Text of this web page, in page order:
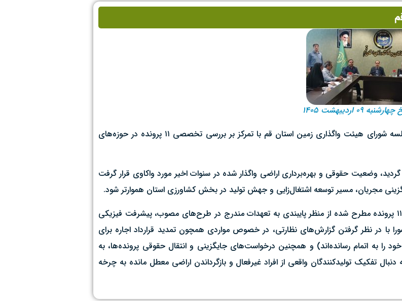
اردیبهشت ۱۴۰۵
با هدف ساماندهی اراضی ملی و دولتی و حمایت از طرح‌های تولیدی، دومین جلسه شورای هیئت واگذاری زمین استان قم با تمرکز بر بررسی تخصصی ۱۱ پرونده در حوزه‌های
وضعیت حقوقی و بهره‌برداری اراضی واگذار شده در سنوات اخیر مورد واکاوی قرار گرفت
مجریان، مسیر توسعه اشتغال‌زایی و جهش تولید در بخش کشاورزی استان هموارتر شود.
به گزارش روابط عمومی سازمان جهادکشاورزی استان قم؛ در این جلسه، هر یک از ۱۱ پرونده مطرح شده از منظر پایبندی به تعهدات مندرج در طرح‌های مصوب، پیشرفت فیزیکی
با در نظر گرفتن گزارش‌های نظارتی، در خصوص مواردی همچون تمدید قرارداد اجاره برای
را به اتمام رسانده‌اند) و همچنین درخواست‌های جایگزینی و انتقال حقوقی پرونده‌ها، به
تفکیک تولیدکنندگان واقعی از افراد غیرفعال و بازگرداندن اراضی معطل مانده به چرخه